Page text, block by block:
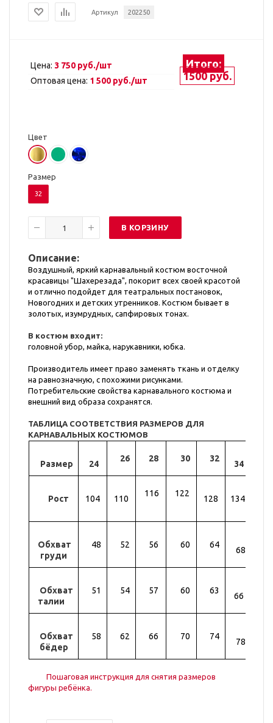
Артикул 202250
Цена: 3 750 руб./шт
Оптовая цена: 1 500 руб./шт
Итого:
1500 руб.
Цвет
Размер
32
В КОРЗИНУ
Описание:
Воздушный, яркий карнавальный костюм восточной
красавицы "Шахерезада", покорит всех своей красотой
и отлично подойдет для театральных постановок,
Новогодних и детских утренников. Костюм бывает в
золотых, изумрудных, сапфировых тонах.
В костюм входит:
головной убор, майка, нарукавники, юбка.
Производитель имеет право заменять ткань и отделку
на равнозначную, с похожими рисунками.
Потребительские свойства карнавального костюма и
внешний вид образа сохранятся.
ТАБЛИЦА СООТВЕТСТВИЯ РАЗМЕРОВ ДЛЯ
КАРНАВАЛЬНЫХ КОСТЮМОВ
Размер 24
26 28 30 32
34
Рост 104 110
116 122
128 134
Обхват
груди
48 52 56 60 64
68
Обхват
талии
51 54 57 60 63
66
Обхват
бёдер
58 62 66 70 74
78
Пошаговая инструкция для снятия размеров
фигуры ребёнка.